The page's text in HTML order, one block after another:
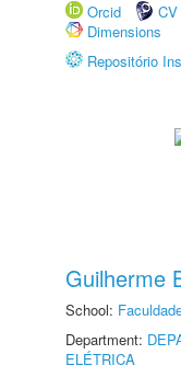
Orcid
Dimensions
Repositório
Guilherme
School:
Department:
ELÉTRICA